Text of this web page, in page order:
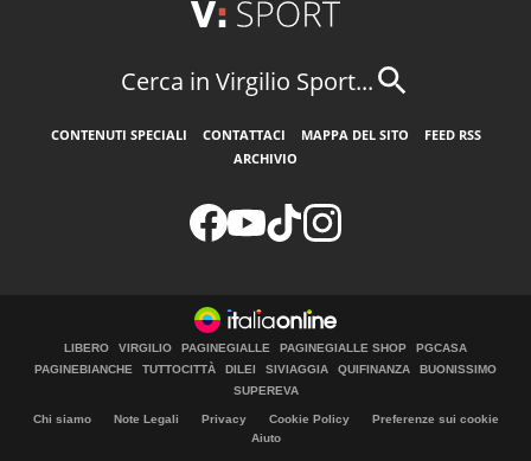
Cerca in Virgilio Sport...
CONTENUTI SPECIALI CONTATTACI MAPPA DEL SITO
FEED RSS
ARCHIVIO
LIBERO VIRGILIO PAGINEGIALLE PAGINEGIALLE SHOP
PGCASA
PAGINEBIANCHE
TUTTOCITTÀ DILEI SIVIAGGIA QUIFINANZA
BUONISSIMO
SUPEREVA
Chi siamo Note Legali Privacy Cookie Policy
Preferenze sui cookie
Aiuto